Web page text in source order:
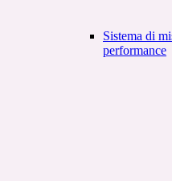
Sistema di
performance